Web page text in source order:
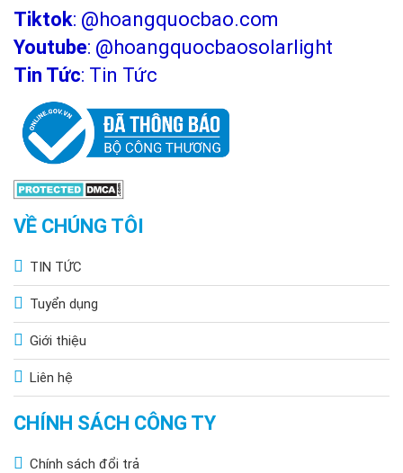
Tiktok: @hoangquocbao.com
Youtube: @hoangquocbaosolarlight
Tin Tức: Tin Tức
VỀ CHÚNG TÔI
TIN TỨC
Tuyển dụng
Giới thiệu
Liên hệ
CHÍNH SÁCH CÔNG TY
Chính sách đổi trả